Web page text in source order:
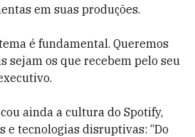
em suas produções.
é fundamental. Queremos
sejam os que recebem pelo seu
ainda a cultura do Spotify,
e tecnologias disruptivas: “Do